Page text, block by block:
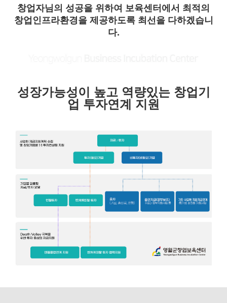
창업자님의 성공을 위하여 보육센터에서 최적의
창업인프라환경을 제공하도록 최선을 다하겠습니
다.
성장가능성이 높고 역량있는 창업기
업 투자연계 지원